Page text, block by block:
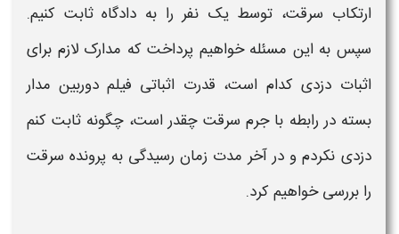
ارتکاب سرقت، توسط یک نفر را به دادگاه ثابت کنیم.
سپس به این مسئله خواهیم پرداخت که مدارک لازم برای
اثبات دزدی کدام است، قدرت اثباتی فیلم دوربین مدار
بسته در رابطه باجرم سرقت چقدر است، چگونه ثابت کنم
دزدی نکردم و در آخر مدت زمان رسیدگی به پرونده سرقت
را بررسی خواهیم کرد.